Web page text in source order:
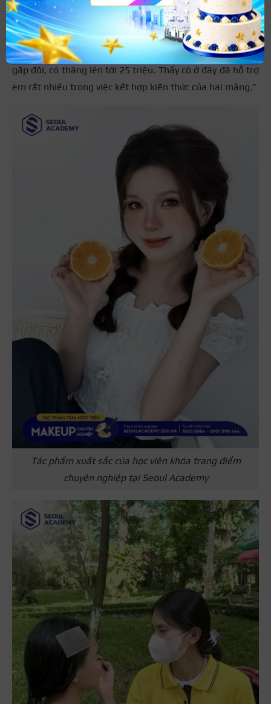
em học spa vì thích sự ổn định, nhưng làm một thời gian
lại bị nghề makeup cuốn hút. Em quyết định học thêm
khóa makeup chuyên nghiệp tại Seoul Academy. Giờ đây
em có thể tự tin nhận cả hai dịch vụ, thu nhập tăng gần
gấp đôi, có tháng lên tới 25 triệu. Thầy cô ở đây đã hỗ trợ
em rất nhiều trong việc kết hợp kiến thức của hai mảng.”
Tác phẩm xuất sắc của học viên khóa trang điểm
chuyên nghiệp tại Seoul Academy